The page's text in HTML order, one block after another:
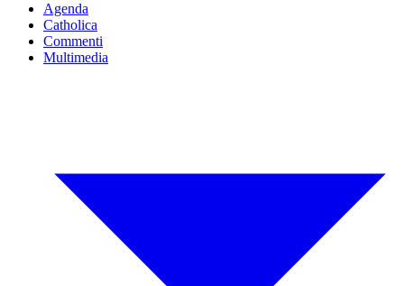
Agenda
Catholica
Commenti
Multimedia